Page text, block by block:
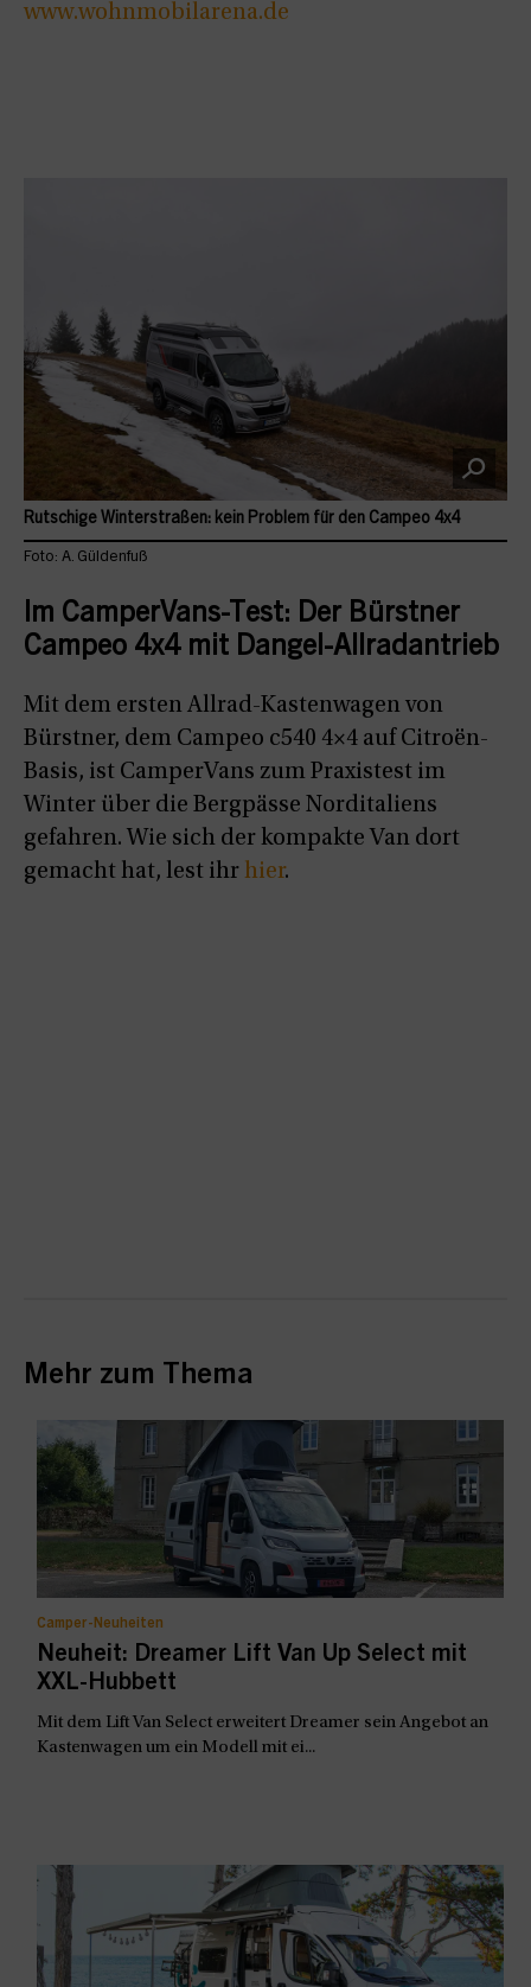
www.wohnmobilarena.de
Im CamperVans-Test: Der Bürstner
Campeo 4x4 mit Dangel-Allradantrieb
Mit dem ersten Allrad-Kastenwagen von
Bürstner, dem Campeo c540 4×4 auf Citroën-
Basis, ist CamperVans zum Praxistest im
Winter über die Bergpässe Norditaliens
gefahren. Wie sich der kompakte Van dort
gemacht hat, lest ihr hier.
Rutschige Winterstraßen: kein Problem für den Campeo 4x4
Foto: A. Güldenfuß
Mehr zum Thema
Camper-Neuheiten
Neuheit: Dreamer Lift Van Up Select mit
XXL-Hubbett
Mit dem Lift Van Select erweitert Dreamer sein Angebot an
Kastenwagen um ein Modell mit ei...